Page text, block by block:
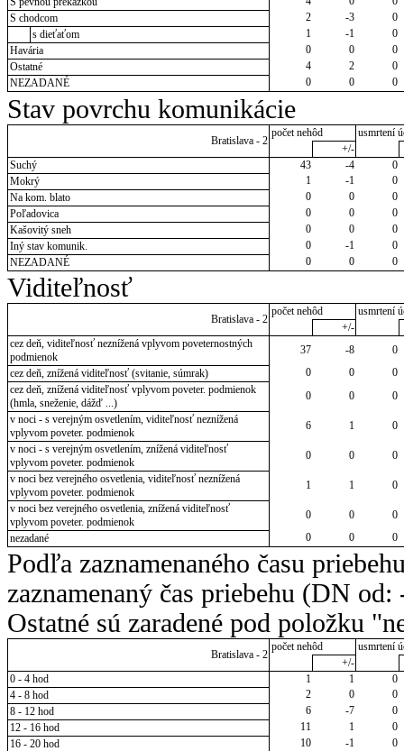
S chodcom
2 -3
0
s dieťaťom
1 -1
0
Havária
0 0
0
Ostatné
4 2
0
NEZADANÉ
0 0 0
Stav povrchu komunikácie
Bratislava - 2
počet nehôd
usmrtení
+/-
Suchý
43 -4
0
Mokrý
1 -1
0
Na kom. blato
0 0
0
Poľadovica
0 0
0
Kašovitý sneh
0 0
0
Iný stav komunik.
0 -1
0
NEZADANÉ
0 0 0
Viditeľnosť
Bratislava - 2
počet nehôd
usmrtení
+/-
cez deň, viditeľnosť neznížená vplyvom poveternostných
podmienok
37 -8
0
cez deň, znížená viditeľnosť (svitanie, súmrak)
0 0
0
cez deň, znížená viditeľnosť vplyvom poveter. podmienok
(hmla, sneženie, dážď ...)
0 0
0
v noci - s verejným osvetlením, viditeľnosť neznížená
vplyvom poveter. podmienok
6 1
0
v noci - s verejným osvetlením, znížená viditeľnosť
vplyvom poveter. podmienok
0 0
0
v noci bez verejného osvetlenia, viditeľnosť neznížená
vplyvom poveter. podmienok
1 1
0
v noci bez verejného osvetlenia, znížená viditeľnosť
vplyvom poveter. podmienok
0 0
0
nezadané
0 0 0
Podľa zaznamenaného času
zaznamenaný čas priebehu (DN
Ostatné sú zaradené pod položku
Bratislava - 2
počet nehôd
usmrtení
+/-
0 - 4 hod
1 1
0
4 - 8 hod
2 0
0
8 - 12 hod
6 -7
0
12 - 16 hod
11 1
0
16 - 20 hod
10 -1
0